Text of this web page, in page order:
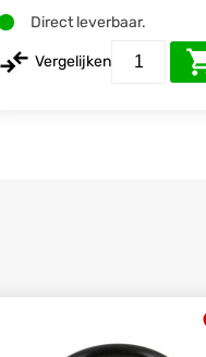
Direct leverbaar.
Vergelijken